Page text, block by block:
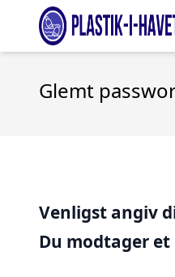
Glemt
Venligst angiv
Du modtager